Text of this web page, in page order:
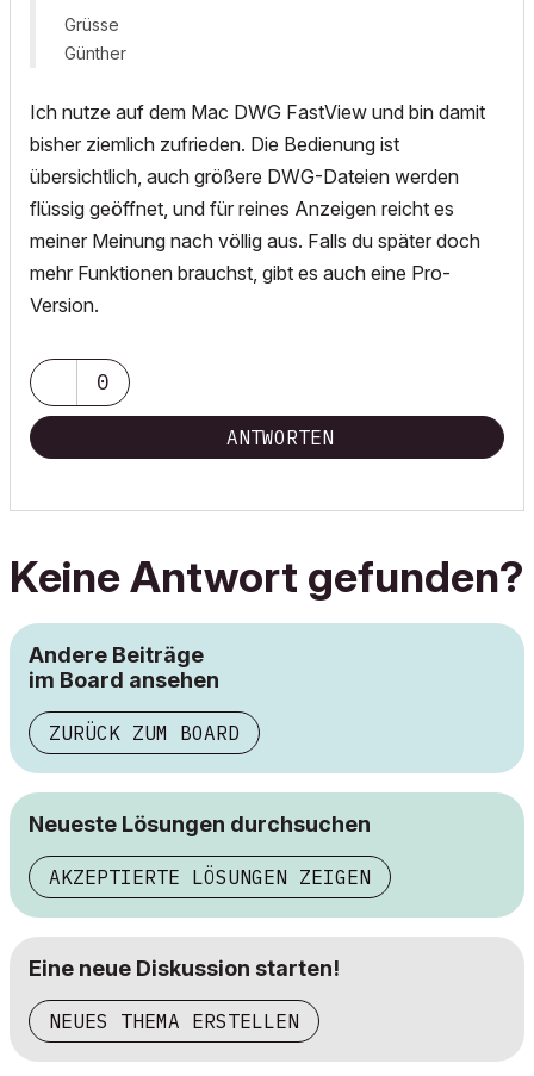
Grüsse
Günther
Ich nutze auf dem Mac DWG FastView und bin damit
bisher ziemlich zufrieden. Die Bedienung ist
übersichtlich, auch größere DWG-Dateien werden
flüssig geöffnet, und für reines Anzeigen reicht es
meiner Meinung nach völlig aus. Falls du später doch
mehr Funktionen brauchst, gibt es auch eine Pro-
Version.
0
ANTWORTEN
Keine Antwort gefunden?
Andere Beiträge
im Board ansehen
ZURÜCK ZUM BOARD
Neueste Lösungen durchsuchen
AKZEPTIERTE LÖSUNGEN ZEIGEN
Eine neue Diskussion starten!
NEUES THEMA ERSTELLEN